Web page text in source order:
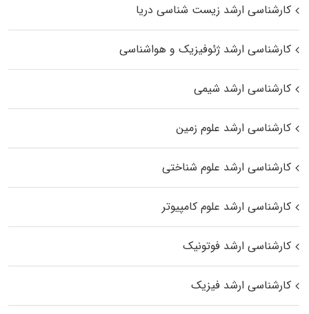
کارشناسی ارشد زیست‌ شناسی دریا
کارشناسی ارشد ژئوفیزیک و هواشناسی
کارشناسی ارشد شیمی
کارشناسی ارشد علوم زمین
کارشناسی ارشد علوم شناختی
کارشناسی ارشد علوم کامپیوتر
کارشناسی ارشد فوتونیک
کارشناسی ارشد فیزیک